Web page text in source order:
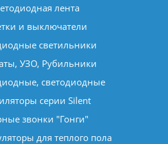
лента
и выключатели
светильники
УЗО, Рубильники
светодиодные
серии Silent
звонки "Гонги"
для теплого пола